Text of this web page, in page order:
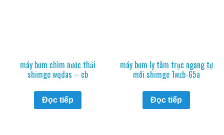
máy bơm chìm nước thải
shimge wqdas – cb
Đọc tiếp
máy bơm ly tâm trục ngang tự
mồi shimge 1wzb-65a
Đọc tiếp